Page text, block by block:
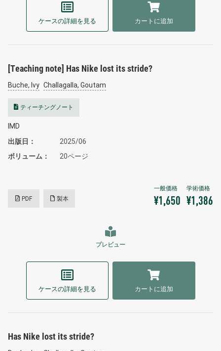
ケースの詳細を見る カートに追加
[Teaching note] Has Nike lost its stride?
Buche, Ivy Challagalla, Goutam
ティーチングノート
IMD
出版日
2025/06
ボリューム
20ページ
PDF 製本 ¥1,650 ¥1,386
プレビュー
ケースの詳細を見る カートに追加
Has Nike lost its stride?